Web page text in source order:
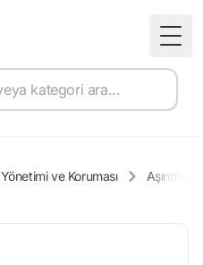
ve Koruması Aşınma